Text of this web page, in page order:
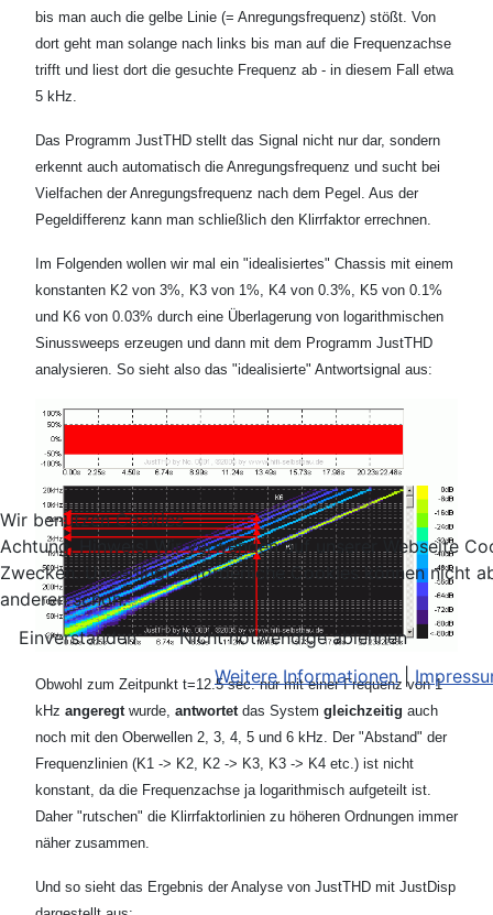
bis man auch die gelbe Linie (= Anregungsfrequenz) stößt. Von
dort geht man solange nach links bis man auf die Frequenzachse
trifft und liest dort die gesuchte Frequenz ab - in diesem Fall etwa
5 kHz.
Das Programm JustTHD stellt das Signal nicht nur dar, sondern
erkennt auch automatisch die Anregungsfrequenz und sucht bei
Vielfachen der Anregungsfrequenz nach dem Pegel. Aus der
Pegeldifferenz kann man schließlich den Klirrfaktor errechnen.
Im Folgenden wollen wir mal ein "idealisiertes" Chassis mit einem
konstanten K2 von 3%, K3 von 1%, K4 von 0.3%, K5 von 0.1%
und K6 von 0.03% durch eine Überlagerung von logarithmischen
Sinussweeps erzeugen und dann mit dem Programm JustTHD
analysieren. So sieht also das "idealisierte" Antwortsignal aus:
Obwohl zum Zeitpunkt t=12.5 sec. nur mit einer Frequenz von 1
kHz angeregtwurde, antwortetdas System gleichzeitig auch
noch mit den Oberwellen 2, 3, 4, 5 und 6 kHz. Der "Abstand" der
Frequenzlinien (K1 -> K2, K2 -> K3, K3 -> K4 etc.) ist nicht
konstant, da die Frequenzachse ja logarithmisch aufgeteilt ist.
Daher "rutschen" die Klirrfaktorlinien zu höheren Ordnungen immer
näher zusammen.
Und so sieht das Ergebnis der Analyse von JustTHD mit JustDisp
Wir benutzen Cookies
Achtung, Hinweis! Wir verwenden auf unserer Webseite
Zwecken. Unbedingt erforderliche Cookies können nicht
anderen schon.
Einverstanden
Nicht notwendige ablehnen
Weitere Informationen